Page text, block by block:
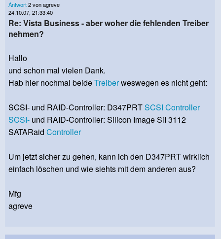
Antwort2 von agreve
24.10.07, 21:33:40
Re: Vista Business - aber woher die fehlenden Treiber
nehmen?
Hallo
und schon mal vielen Dank.
Hab hier nochmal beideTreiberweswegen es nicht geht:
SCSI- und RAID-Controller: D347PRTSCSI Controller
SCSI- und RAID-Controller: Silicon Image SiI 3112
SATARaid Controller
Um jetzt sicher zu gehen, kann ich den D347PRT wirklich
einfach löschen und wie siehts mit dem anderen aus?
Mfg
agreve